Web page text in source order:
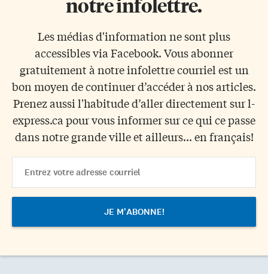
notre infolettre.
Les médias d'information ne sont plus
accessibles via Facebook. Vous abonner
gratuitement à notre infolettre courriel est un
bon moyen de continuer d’accéder à nos articles.
Prenez aussi l'habitude d’aller directement sur l-
express.ca pour vous informer sur ce qui ce passe
dans notre grande ville et ailleurs... en français!
Address